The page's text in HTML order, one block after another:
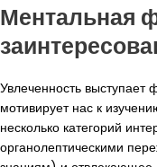
Ментальная
Увлеченность выступает
мотивирует нас к
несколько категорий
органолептическими